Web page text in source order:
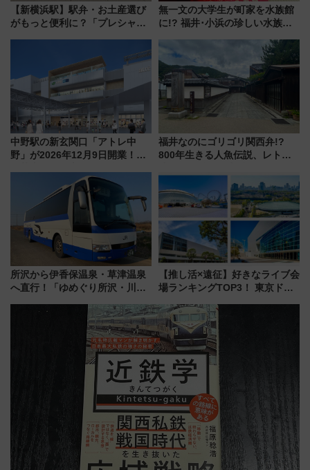
【新横浜駅】駅弁・お土産選び
がもっと便利に？「プレシャス
ン 場所や営業時間・限定弁当
無一文の大学生が町家を水族館
に!? 福井･小浜の珍しい水族
作体験、鯖街道の御食国など 小
浜観光レポ 第2弾
中野駅の新玄関口「アトレ中
野」が2026年12月9日開業！新
福井なのにゴリゴリ関西弁!?
800年生きる人魚伝説、レトロ
屋カフェで非日常を！週末観光
に最適な小浜の歩き方
所沢から伊香保温泉・草津温泉
へ直行！「ゆめぐり所沢・川越
軽に 運行ダイヤ・運賃を解説
【推し活×遠征】好きなライブ会
場ランキングTOP3！ 東京ドー
由と交通アクセス術、ライブ会
場に何を求める？